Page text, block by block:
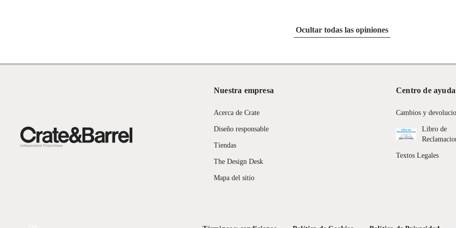
Incluye Alfombra
Ocultar todas las opiniones
Nuestra empresa
Acerca de Crate
Diseño responsable
Tiendas
The Design Desk
Mapa del sitio
Centro de ayuda
Cambios y
Libro de
Textos Legales